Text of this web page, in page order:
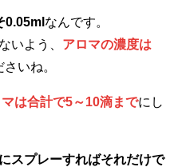
0.05ml なんです。
いよう、 アロマの濃度は
いね。
は合計で5～10滴までにし
スプレーすればそれだけで